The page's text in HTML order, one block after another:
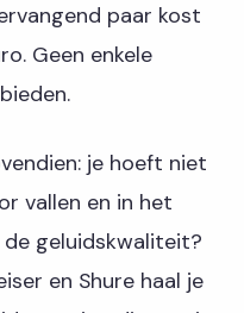
paar kost
Geen enkele
je hoeft niet
vallen en in het
geluidskwaliteit?
en Shure haal je